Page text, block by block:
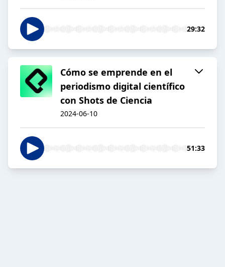
29:32
Cómo se emprende en el
periodismo digital científico
con Shots de Ciencia
2024-06-10
51:33